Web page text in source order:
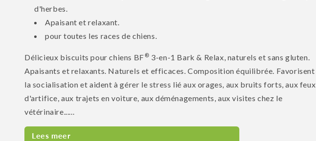
d'herbes.
Apaisant et relaxant.
pour toutes les races de chiens.
Délicieux biscuits pour chiens BF ® 3-en-1 Bark & ​​Relax, naturels et sans gluten.
Apaisants et relaxants. Naturels et efficaces. Composition équilibrée. Favorisent
la socialisation et aident à gérer le stress lié aux orages, aux bruits forts, aux feux
d'artifice, aux trajets en voiture, aux déménagements, aux visites chez le
vétérinaire......
Lees meer